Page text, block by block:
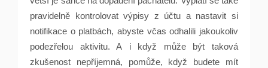
pravidelně kontrolovat výpisy z účtu a nastavit si
notifikace o platbách, abyste včas odhalili jakoukoliv
podezřelou aktivitu. A i když může být taková
zkušenost nepříjemná, pomůže, když budete mít